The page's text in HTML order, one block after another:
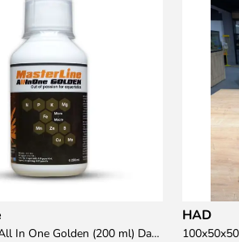
"MasterLine All In One Golden (200 ml) Daha yüksek zorluk derecesine sahip bitkiler için Özel formül Tam Besin "
HAD